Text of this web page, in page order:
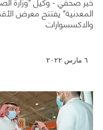
المعدنية" يفتتح معرض
والاكسسوارات
٦ مارس ٢٠٢٢